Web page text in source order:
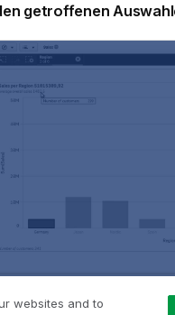
getroffenen
websites and to